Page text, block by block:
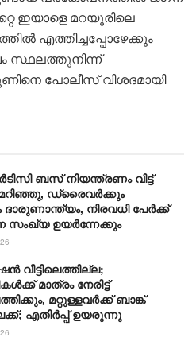
ഇയാളെ മറയൂരിലെ
എത്തിച്ചപ്പോഴേക്കും
സ്ഥലത്തുനിന്ന്
പോലീസ് വിശദമായി
ബസ് നിയന്ത്രണം വിട്ട്
മറിഞ്ഞു, ഡ്രൈവര്‍ക്കും
ദാരുണാന്ത്യം, നിരവധി പേര്‍ക്ക്
സംഖ്യ ഉയര്‍ന്നേക്കും
വീട്ടിലെത്തില്ല;
മാത്രം നേരിട്ട്
മറ്റുള്ളവർക്ക് ബാങ്ക്
എതിർപ്പ് ഉയരുന്നു